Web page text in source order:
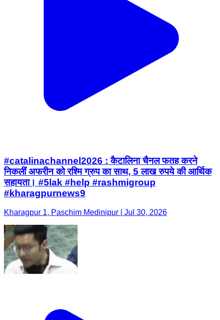
#catalinachannel2026 : कैटालिना चैनल फतह करने
निकलीं अफरीन को रश्मि ग्रुप का साथ, 5 लाख रुपये की आर्थिक
सहायता। #5lak #help #rashmigroup
#kharagpurnews9
Kharagpur 1, Paschim Medinipur | Jul 30, 2026